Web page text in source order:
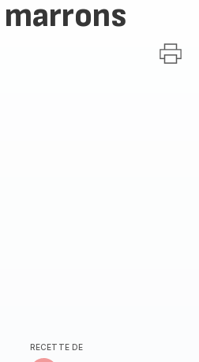
RECETTE DE